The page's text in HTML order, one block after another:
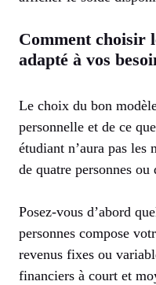
Comment choisir
adapté à vos
Le choix du bon
personnelle et de ce
étudiant n’aura pas les
de quatre personnes ou
Posez-vous d’abord
personnes compose
revenus fixes ou
financiers à court et